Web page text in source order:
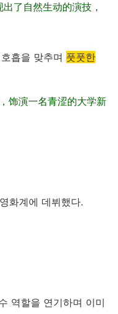
了自然生动的演技，
흡을 맞추며 풋풋한
饰演一名青涩的大学新
화계에 데뷔했다.
역할을 연기하며 이미